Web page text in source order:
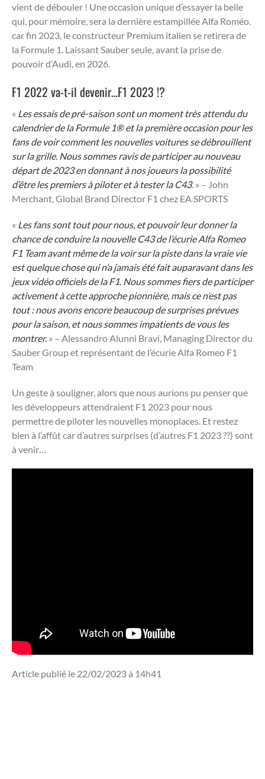
vient de débouler ! Une occasion unique d’essayer la belle
qui, pour mémoire, sera la dernière estampillée Alfa Roméo.
car fin 2023, le constructeur Premium italien se retirera de
la Formule 1. Laissant Sauber seule, avant la prise de
pouvoir d’Audi, en 2026.
F1 2022 va-t-il devenir…F1 2023 !?
« Les essais de pré-saison sont un moment très attendu du
calendrier de la Formule 1® et la première occasion pour les
fans de voir comment les nouvelles voitures se débrouillent
sur la grille. Nous sommes ravis de participer au nouveau
départ de 2023 en donnant à nos joueurs la possibilité
d’être les premiers à piloter et à tester la C43. » – John
Merchant, Global Brand Director F1 chez EA SPORTS
« Les fans sont tout pour nous, et pouvoir leur donner la
chance de conduire la nouvelle C43 de l’écurie Alfa Romeo
F1 Team avant même de la voir sur la piste dans la vraie vie
est quelque chose qui n’a jamais été fait auparavant dans les
jeux vidéo officiels de la F1. Nous sommes fiers de participer
activement à cette approche pionnière, mais ce n’est pas
tout : nous avons encore beaucoup de surprises prévues
pour la saison, et nous sommes impatients de vous les
montrer. » – Alessandro Alunni Bravi, Managing Director du
Sauber Group et représentant de l’écurie Alfa Romeo F1
Team
Un geste à souligner, alors que nous aurions pu penser que
les développeurs attendraient F1 2023 pour nous
permettre de piloter les nouvelles monoplaces. Et restez
bien à l’affût car d’autres surprises (d’autres F1 2023 ??) sont
à venir…
Article publié le 22/02/2023 à 14h41